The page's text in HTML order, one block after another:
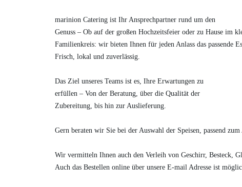
marinion Catering ist Ihr Ansprechpartner rund um den
Genuss – Ob auf der großen Hochzeitsfeier oder zu Hause im
Familienkreis: wir bieten Ihnen für jeden Anlass das passende
Frisch, lokal und zuverlässig.
Das Ziel unseres Teams ist es, Ihre Erwartungen zu
erfüllen – Von der Beratung, über die Qualität der
Zubereitung, bis hin zur Auslieferung.
Gern beraten wir Sie bei der Auswahl der Speisen, passend zum
Wir vermitteln Ihnen auch den Verleih von Geschirr, Besteck,
Auch das Bestellen online über unsere E-mail Adresse ist